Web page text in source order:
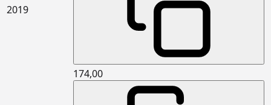
2019
174,00
levhalar yüklenebilen) levhalar ile
yatayda (geleneksel gezilebilir teras
çatı vb.) ısı yalıtımı yapılması
5 cm kalınlıkta yüzeye dik çekme
taşyünü levhalar ile dış duvarlarda
dıştan ısı yalıtımı ve üzerine ısı
yalıtım sıvası yapılması (Mantolama)